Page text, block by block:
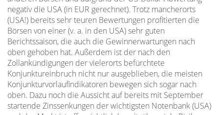
negativ die USA (in EUR gerechnet). Trotz mancherorts
(USA!) bereits sehr teuren Bewertungen profitierten die
Börsen von einer (v. a. in den USA) sehr guten
Berichtssaison, die auch die Gewinnerwartungen nach
oben gehoben hat. Außerdem ist der nach den
Zollankündigungen der vielerorts befürchtete
Konjunktureinbruch nicht nur ausgeblieben, die meisten
Konjunkturvorlaufindikatoren bewegen sich sogar nach
oben. Dazu noch die Aussicht auf bereits mit September
startende Zinssenkungen der wichtigsten Notenbank (USA)